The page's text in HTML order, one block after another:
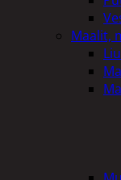
Maalit,